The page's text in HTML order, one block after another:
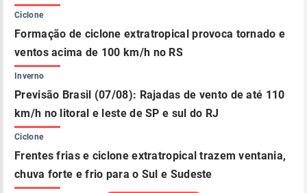
Ciclone
Formação de ciclone extratropical provoca tornado e
ventos acima de 100 km/h no RS
Inverno
Previsão Brasil (07/08): Rajadas de vento de até 110
km/h no litoral e leste de SP e sul do RJ
Ciclone
Frentes frias e ciclone extratropical trazem ventania,
chuva forte e frio para o Sul e Sudeste